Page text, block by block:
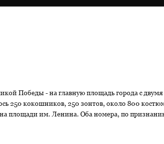
Победы - на главную площадь города с
кокошников, 250 зонтов, около 800
площади им. Ленина. Оба номера, по